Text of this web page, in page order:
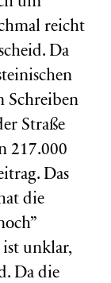
reicht
Da
Schreiben
Straße
217.000
Das
die
ist unklar,
Da die